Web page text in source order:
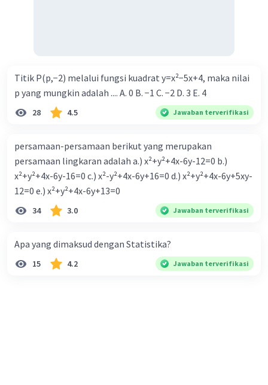
Titik P(p,−2) melalui fungsi kuadrat y=x²−5x+4, maka nilai
p yang mungkin adalah .... A. 0 B. −1 C. −2 D. 3 E. 4
28 4.5 Jawaban terverifikasi
persamaan-persamaan berikut yang merupakan
persamaan lingkaran adalah a.) x²+y²+4x-6y-12=0 b.)
x²+y²+4x-6y-16=0 c.) x²-y²+4x-6y+16=0 d.) x²+y²+4x-6y+5xy-
12=0 e.) x²+y²+4x-6y+13=0
34 3.0 Jawaban terverifikasi
Apa yang dimaksud dengan Statistika?
15 4.2 Jawaban terverifikasi